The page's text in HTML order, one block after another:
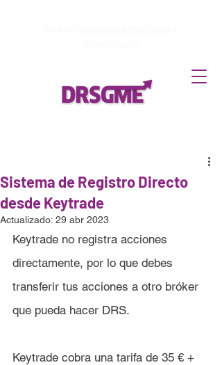
Sistema de Registro Directo
desde Keytrade
Actualizado: 29 abr 2023
Keytrade no registra acciones
directamente, por lo que debes
transferir tus acciones a otro bróker
que pueda hacer DRS.
Keytrade cobra una tarifa de 35 € +